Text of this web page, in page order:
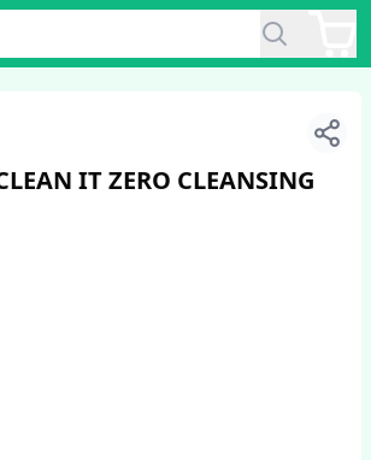
1/5
IT ZERO CLEANSING